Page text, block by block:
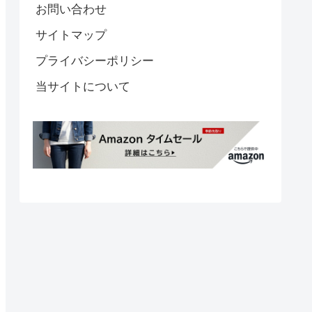
お問い合わせ
サイトマップ
プライバシーポリシー
当サイトについて